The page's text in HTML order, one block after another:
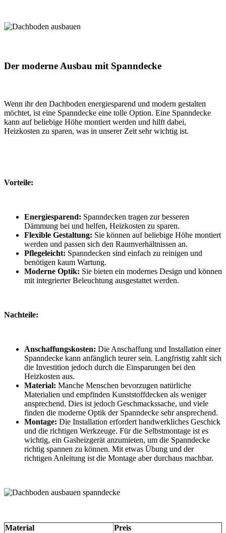
Der moderne Ausbau mit Spanndecke
Wenn ihr den Dachboden energiesparend und modern gestalten
möchtet, ist eine Spanndecke eine tolle Option. Eine Spanndecke
kann auf beliebige Höhe montiert werden und hilft dabei,
Heizkosten zu sparen, was in unserer Zeit sehr wichtig ist.
Vorteile:
Energiesparend: Spanndecken tragen zur besseren
Dämmung bei und helfen, Heizkosten zu sparen.
Flexible Gestaltung: Sie können auf beliebige Höhe montiert
werden und passen sich den Raumverhältnissen an.
Pflegeleicht: Spanndecken sind einfach zu reinigen und
benötigen kaum Wartung.
Moderne Optik: Sie bieten ein modernes Design und können
mit integrierter Beleuchtung ausgestattet werden.
Nachteile:
Anschaffungskosten: Die Anschaffung und Installation einer
Spanndecke kann anfänglich teurer sein. Langfristig zahlt sich
die Investition jedoch durch die Einsparungen bei den
Heizkosten aus.
Material: Manche Menschen bevorzugen natürliche
Materialien und empfinden Kunststoffdecken als weniger
ansprechend. Dies ist jedoch Geschmackssache, und viele
finden die moderne Optik der Spanndecke sehr ansprechend.
Montage: Die Installation erfordert handwerkliches Geschick
und die richtigen Werkzeuge. Für die Selbstmontage ist es
wichtig, ein Gasheizgerät anzumieten, um die Spanndecke
richtig spannen zu können. Mit etwas Übung und der
richtigen Anleitung ist die Montage aber durchaus machbar.
Material
Preis